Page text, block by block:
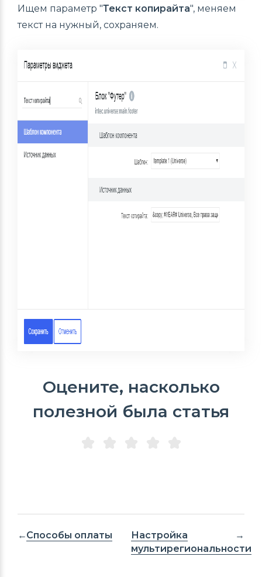
Ищем параметр "Текст копирайта", меняем
текст на нужный, сохраняем.
Оцените, насколько
полезной была статья
Способы оплаты
Настройка
мультирегиональности